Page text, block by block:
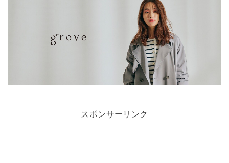
スポンサーリンク